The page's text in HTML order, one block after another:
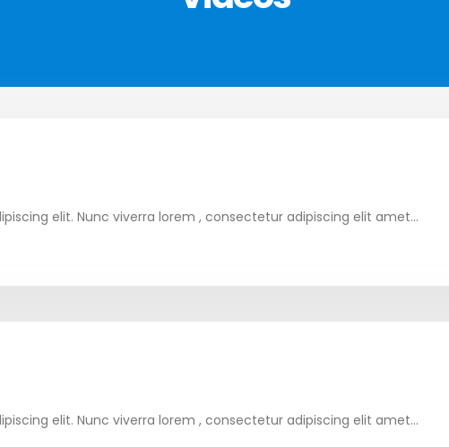
elit. Nunc viverra lorem , consectetur adipiscing elit amet...
elit. Nunc viverra lorem , consectetur adipiscing elit amet...